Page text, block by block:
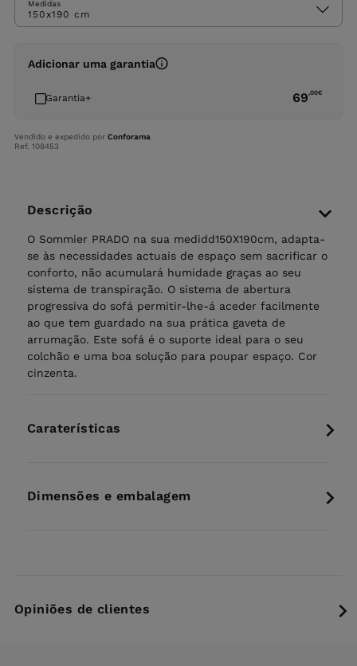
Medidas
150x190 cm
Adicionar uma garantia
Garantia+ 69,00€
Vendido e expedido por Conforama
Ref. 108453
Descrição
O Sommier PRADO na sua medidd150X190cm, adapta-
se às necessidades actuais de espaço sem sacrificar o
conforto, não acumulará humidade graças ao seu
sistema de transpiração. O sistema de abertura
progressiva do sofá permitir-lhe-á aceder facilmente
ao que tem guardado na sua prática gaveta de
arrumação. Este sofá é o suporte ideal para o seu
colchão e uma boa solução para poupar espaço. Cor
cinzenta.
Caraterísticas
Dimensões e embalagem
Opiniões de clientes